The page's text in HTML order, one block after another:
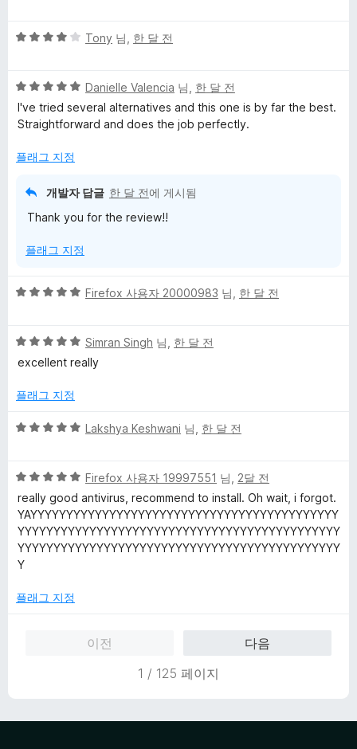
점
점
점
5
점
에
4
Tony 님, 한 달 전
5
점
만
에
Danielle Valencia 님, 한 달 전
I've tried several alternatives and this one is by far the best.
Straightforward and does the job perfectly.
플래그 지정
개발자 답글 한 달 전에 게시됨
Thank you for the review!!
플래그 지정
5
점
에
점
Firefox 사용자 20000983 님, 한 달 전
5
점
점
5
Simran Singh 님, 한 달 전
excellent really
플래그 지정
5
점
에
5
점
Lakshya Keshwani 님, 한 달 전
5
점
만
점
에
5
Firefox 사용자 19997551 님, 2달 전
really good antivirus, recommend to install. Oh wait, i forgot.
YAYYYYYYYYYYYYYYYYYYYYYYYYYYYYYYYYYYYYYYYYYYY
YYYYYYYYYYYYYYYYYYYYYYYYYYYYYYYYYYYYYYYYYYYYY
YYYYYYYYYYYYYYYYYYYYYYYYYYYYYYYYYYYYYYYYYYYYY
Y
플래그 지정
이전
다음
1 / 125 페이지